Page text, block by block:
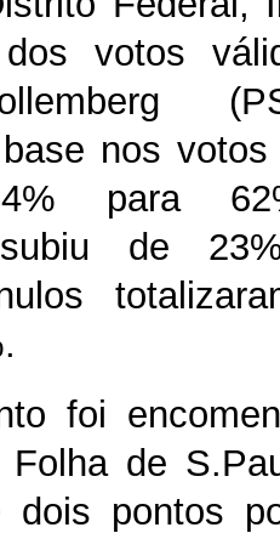
votos
nos
para
subiu de
foi
de
pontos